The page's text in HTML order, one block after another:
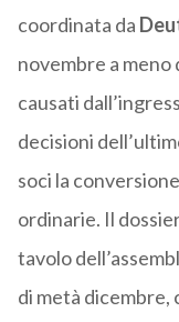
coordinata da
novembre a
causati
decisioni
soci la
ordinarie. Il
tavolo
di metà dicembre,